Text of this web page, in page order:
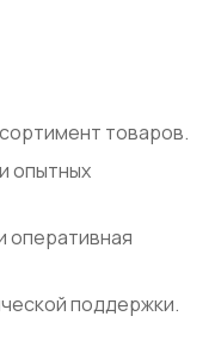
товаров.
опытных
оперативная
поддержки.